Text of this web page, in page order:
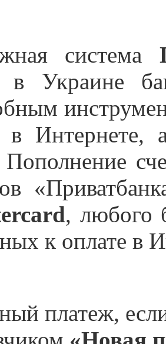
система
Украине
в Интернете,
Пополнение
, любого
к оплате в
платеж,